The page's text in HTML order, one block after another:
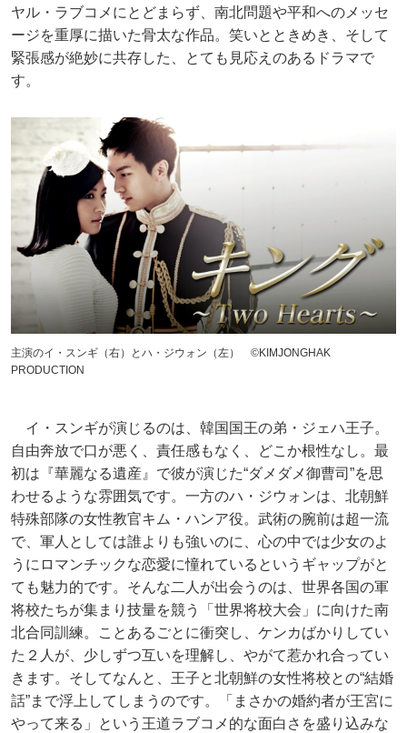
ヤル・ラブコメにとどまらず、南北問題や平和へのメッセ
ージを重厚に描いた骨太な作品。笑いとときめき、そして
緊張感が絶妙に共存した、とても見応えのあるドラマで
す。
主演のイ・スンギ（右）とハ・ジウォン（左） ©KIMJONGHAK
PRODUCTION
イ・スンギが演じるのは、韓国国王の弟・ジェハ王子。
自由奔放で口が悪く、責任感もなく、どこか根性なし。最
初は『華麗なる遺産』で彼が演じた“ダメダメ御曹司”を思
わせるような雰囲気です。一方のハ・ジウォンは、北朝鮮
特殊部隊の女性教官キム・ハンア役。武術の腕前は超一流
で、軍人としては誰よりも強いのに、心の中では少女のよ
うにロマンチックな恋愛に憧れているというギャップがと
ても魅力的です。そんな二人が出会うのは、世界各国の軍
将校たちが集まり技量を競う「世界将校大会」に向けた南
北合同訓練。ことあるごとに衝突し、ケンカばかりしてい
た２人が、少しずつ互いを理解し、やがて惹かれ合ってい
きます。そしてなんと、王子と北朝鮮の女性将校との“結婚
話”まで浮上してしまうのです。「まさかの婚約者が王宮に
やって来る」という王道ラブコメ的な面白さを盛り込みな